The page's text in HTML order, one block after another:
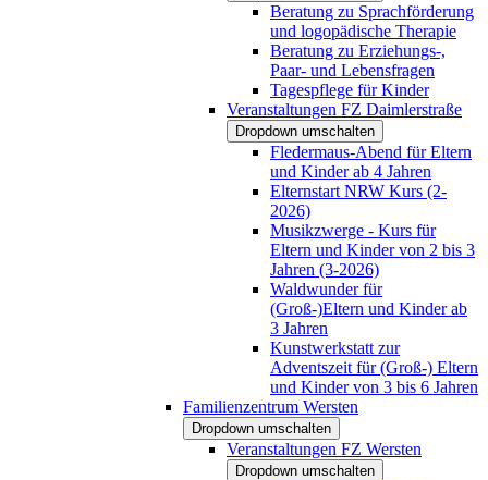
Beratung zu Sprachförderung
und logopädische Therapie
Beratung zu Erziehungs-,
Paar- und Lebensfragen
Tagespflege für Kinder
Veranstaltungen FZ Daimlerstraße
Dropdown umschalten
Fledermaus-Abend für Eltern
und Kinder ab 4 Jahren
Elternstart NRW Kurs (2-
2026)
Musikzwerge - Kurs für
Eltern und Kinder von 2 bis 3
Jahren (3-2026)
Waldwunder für
(Groß-)Eltern und Kinder ab
3 Jahren
Kunstwerkstatt zur
Adventszeit für (Groß-) Eltern
und Kinder von 3 bis 6 Jahren
Familienzentrum Wersten
Dropdown umschalten
Veranstaltungen FZ Wersten
Dropdown umschalten